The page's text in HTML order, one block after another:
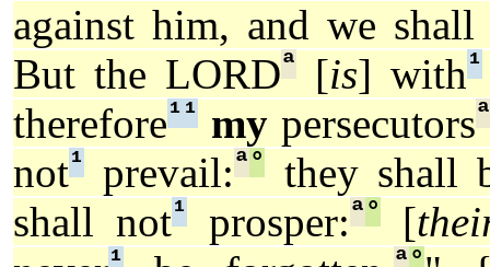
against him, and we shall
But the LORDª [is] with¹
therefore¹ ¹ mypersecutorsª
not¹ prevail:ª°
they shall
shall not¹prosper:ª°[
¹ ª°